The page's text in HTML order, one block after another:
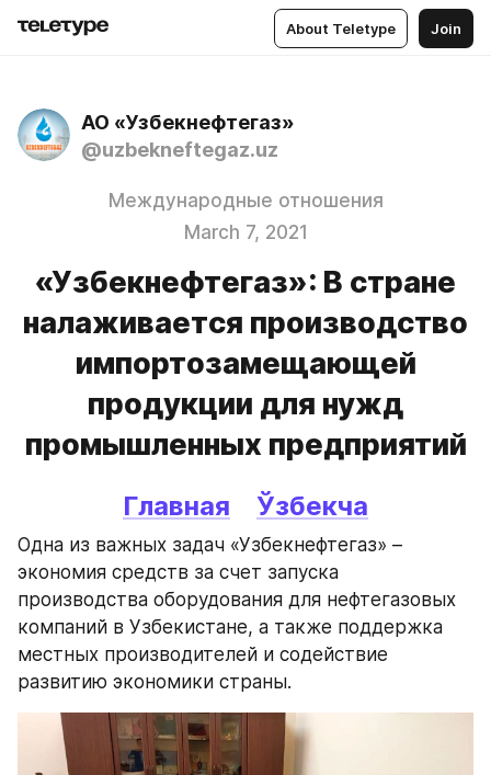
About Teletype Join
АО «Узбекнефтегаз»
@uzbekneftegaz.uz
Международные отношения
March 7, 2021
«Узбекнефтегаз»: В стране
налаживается производство
импортозамещающей
продукции для нужд
промышленных предприятий
Главная Ўзбекча
Одна из важных задач «Узбекнефтегаз» –
экономия средств за счет запуска
производства оборудования для нефтегазовых
компаний в Узбекистане, а также поддержка
местных производителей и содействие
развитию экономики страны.